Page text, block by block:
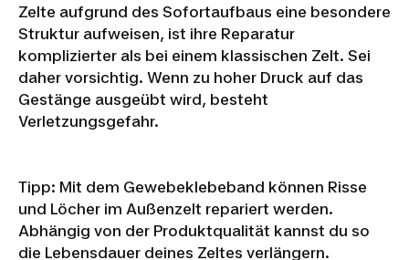
Zelte aufgrund des Sofortaufbaus eine besondere
Struktur aufweisen, ist ihre Reparatur
komplizierter als bei einem klassischen Zelt. Sei
daher vorsichtig. Wenn zu hoher Druck auf das
Gestänge ausgeübt wird, besteht
Verletzungsgefahr.
Tipp: Mit dem Gewebeklebeband können Risse
und Löcher im Außenzelt repariert werden.
Abhängig von der Produktqualität kannst du so
die Lebensdauer deines Zeltes verlängern.